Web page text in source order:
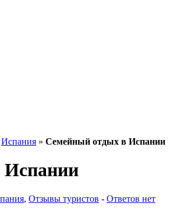
Испания » Семейный отдых в Испании
, Отзывы туристов - Ответов нет